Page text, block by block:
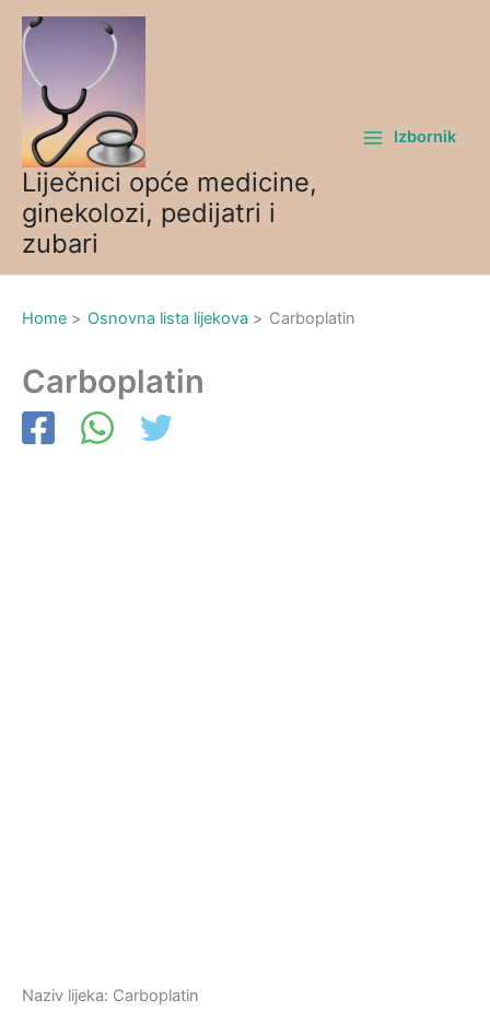
Skip
content
Liječnici opće medicine,
ginekolozi, pedijatri i
zubari
Izbornik
Home Osnovna lista lijekova Carboplatin
Carboplatin
Naziv lijeka: Carboplatin